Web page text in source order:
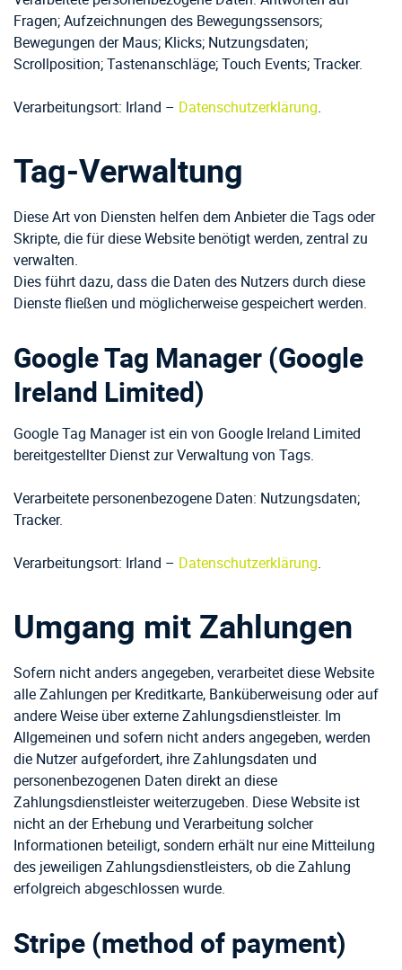
Fragen; Aufzeichnungen des Bewegungssensors;
Bewegungen der Maus; Klicks; Nutzungsdaten;
Scrollposition; Tastenanschläge; Touch Events; Tracker.
Verarbeitungsort: Irland – Datenschutzerklärung.
Tag-Verwaltung
Diese Art von Diensten helfen dem Anbieter die Tags oder
Skripte, die für diese Website benötigt werden, zentral zu
verwalten.
Dies führt dazu, dass die Daten des Nutzers durch diese
Dienste fließen und möglicherweise gespeichert werden.
Google Tag Manager (Google
Ireland Limited)
Google Tag Manager ist ein von Google Ireland Limited
bereitgestellter Dienst zur Verwaltung von Tags.
Verarbeitete personenbezogene Daten: Nutzungsdaten;
Tracker.
Verarbeitungsort: Irland – Datenschutzerklärung.
Umgang mit Zahlungen
Sofern nicht anders angegeben, verarbeitet diese Website
alle Zahlungen per Kreditkarte, Banküberweisung oder auf
andere Weise über externe Zahlungsdienstleister. Im
Allgemeinen und sofern nicht anders angegeben, werden
die Nutzer aufgefordert, ihre Zahlungsdaten und
personenbezogenen Daten direkt an diese
Zahlungsdienstleister weiterzugeben. Diese Website ist
nicht an der Erhebung und Verarbeitung solcher
Informationen beteiligt, sondern erhält nur eine Mitteilung
des jeweiligen Zahlungsdienstleisters, ob die Zahlung
erfolgreich abgeschlossen wurde.
Stripe (method of payment)